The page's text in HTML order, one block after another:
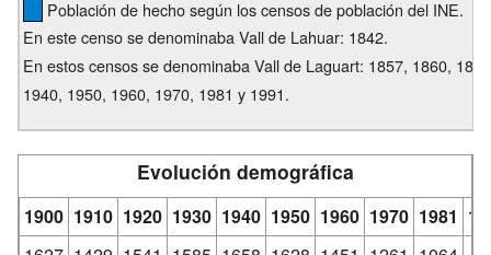
Población de hecho según los censos de población del INE.
En este censo se denominaba Vall de Lahuar: 1842.
En estos censos se denominaba Vall de Laguart: 1857, 1860,
1940, 1950, 1960, 1970, 1981 y 1991.
Evolución demográfica
1900 1910 1920 1930 1940 1950 1960 1970 1981